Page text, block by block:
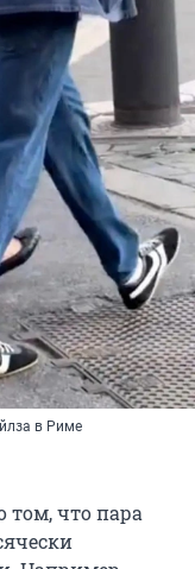
в Риме
том, что пара